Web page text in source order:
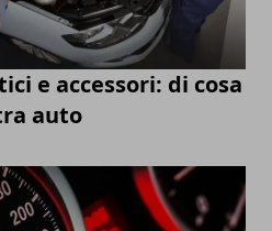
e accessori: di cosa
auto